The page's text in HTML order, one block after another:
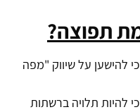
תפוצה?
להישען על שיווק "מפה
להיות תלויה ברשתות